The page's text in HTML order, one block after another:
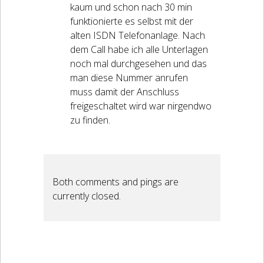
kaum und schon nach 30 min
funktionierte es selbst mit der
alten ISDN Telefonanlage. Nach
dem Call habe ich alle Unterlagen
noch mal durchgesehen und das
man diese Nummer anrufen
muss damit der Anschluss
freigeschaltet wird war nirgendwo
zu finden.
Both comments and pings are
currently closed.